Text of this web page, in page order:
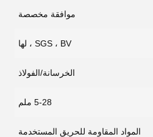
موافقة مخصصة
SGS ، BV ، لها
الخرسانة/الفولاذ
5-28 ملم
المواد المقاومة للحريق المستخدمة